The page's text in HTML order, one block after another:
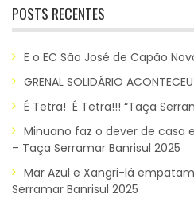
POSTS RECENTES
E o EC São José de Capão
GRENAL SOLIDÁRIO
É Tetra! É Tetra!!! “Taça
Minuano faz o dever de casa
– Taça Serramar Banrisul 2025
Mar Azul e Xangri-lá
Serramar Banrisul 2025